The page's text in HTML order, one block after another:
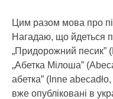
Цим разом мова про
Нагадаю, що йдеться
„Придорожний песик”
„Абетка Мілоша”
абетка” (Inne
вже опубліковані в